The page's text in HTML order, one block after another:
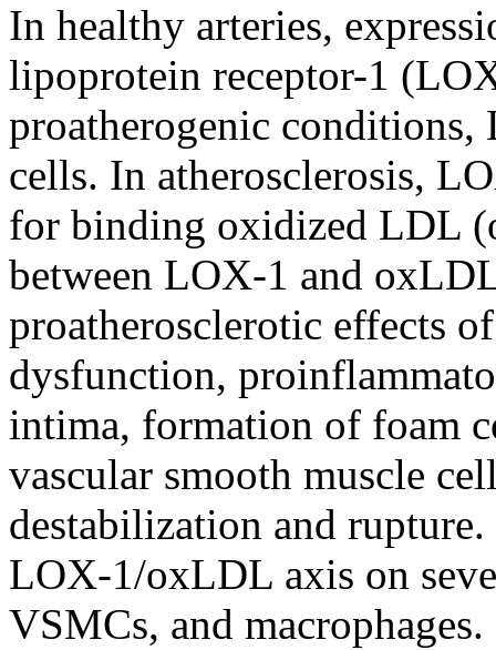
In healthy arteries,
lipoprotein receptor-1
proatherogenic
cells. In atherosclerosis,
for binding oxidized LDL
between LOX-1 and
proatherosclerotic effects
dysfunction,
intima, formation of foam
vascular smooth muscle
destabilization and
LOX-1/oxLDL axis on
VSMCs, and macrophages.